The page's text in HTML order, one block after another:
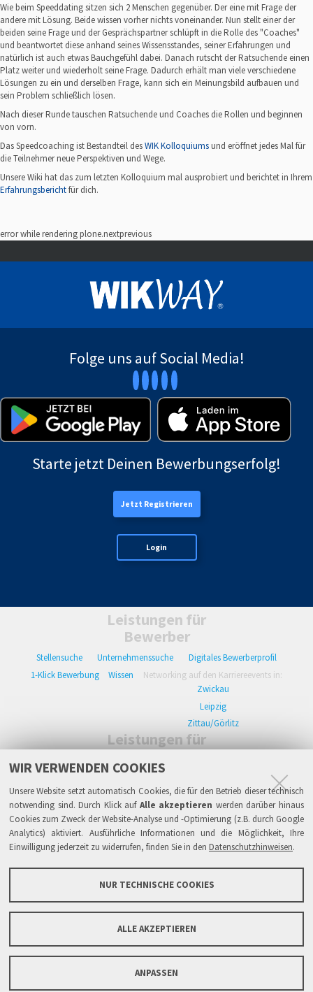
WIR VERWENDEN COOKIES
Unsere Website setzt automatisch Cookies, die für den Betrieb dieser technisch
notwending sind. Durch Klick auf Alle akzeptieren werden darüber hinaus
Cookies zum Zweck der Website-Analyse und -Optimierung (z.B. durch Google
Analytics) aktiviert. Ausführliche Informationen und die Möglichkeit, Ihre
Einwilligung jederzeit zu widerrufen, finden Sie in den Datenschutzhinweisen.
NUR TECHNISCHE COOKIES
ALLE AKZEPTIEREN
ANPASSEN
Wie beim Speeddating sitzen sich 2 Menschen gegenüber. Der eine mit Frage der
andere mit Lösung. Beide wissen vorher nichts voneinander. Nun stellt einer der
beiden seine Frage und der Gesprächspartner schlüpft in die Rolle des "Coaches"
und beantwortet diese anhand seines Wissensstandes, seiner Erfahrungen und
natürlich ist auch etwas Bauchgefühl dabei. Danach rutscht der Ratsuchende einen
Platz weiter und wiederholt seine Frage. Dadurch erhält man viele verschiedene
Lösungen zu ein und derselben Frage, kann sich ein Meinungsbild aufbauen und
sein Problem schließlich lösen.
Nach dieser Runde tauschen Ratsuchende und Coaches die Rollen und beginnen
von vorn.
Das Speedcoaching ist Bestandteil desWIK Kolloquiumsund eröffnet jedes Mal für
die Teilnehmer neue Perspektiven und Wege.
Unsere Wiki hat das zum letzten Kolloquium mal ausprobiert und berichtet in Ihrem
Erfahrungsberichtfür dich.
error while rendering plone.nextprevious
Folge uns auf Social Media!
Starte jetzt Deinen Bewerbungserfolg!
Jetzt Registrieren
Login
Leistungen für
Bewerber
Stellensuche Unternehmenssuche
Digitales Bewerberprofil
1-Klick Bewerbung
Wissen
Networking auf den Karriereevents in:
Zwickau
Leipzig
Zittau/Görlitz
Leistungen für
Arbeitgeber
Stellenanzeigen
Alle Einzelleistungen
Wissen
Live-Recruiting auf Karriereevents in:
Zwickau
Leipzig
Zittau/Görlitz
Datenschutzhinweise ATB
Links